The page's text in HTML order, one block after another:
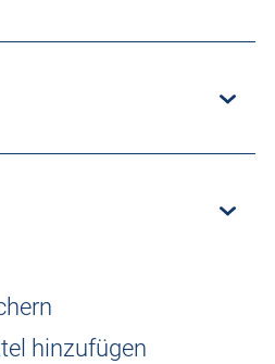
hinzufügen